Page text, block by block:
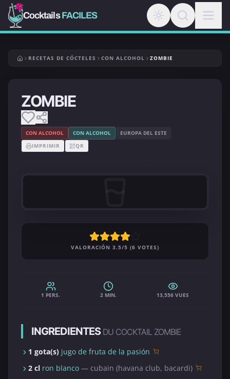
CocktailsFACILES
RECETAS DE CÓCTELES CON ALCOHOL ZOMBIE
ZOMBIE
CON ALCOHOL CON ALCOHOL
EUROPA DEL ESTE
IMPRIMIR
QR
VALORACIÓN 3.5/5 (6 VOTES)
1 PERS. 2 MIN. 13,556 VUES
INGREDIENTES DU COCKTAIL ZOMBIE
1 gota(s) jugo de fruta de la pasión
2 cl ron blanco — cubain (havana club, bacardi)